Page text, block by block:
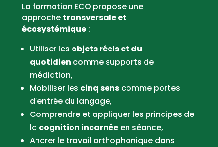
La formation ECO propose une
approche transversale et
écosystémique:
Utiliser les objets réels et du
quotidien comme supports de
médiation,
Mobiliser les cinq senscomme portes
d’entrée du langage,
Comprendre et appliquer les principes de
la cognition incarnéeen séance,
Ancrer le travail orthophonique dans